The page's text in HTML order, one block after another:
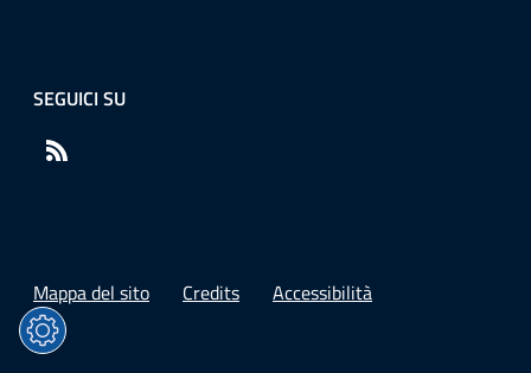
SEGUICI SU
Mappa del sito Credits Accessibilità